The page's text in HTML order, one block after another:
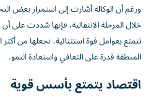
ورغم أن الوكالة أشارت إلى استمرار بعض
خلال المرحلة الانتقالية، فإنها شددت على أن
تتمتع بعوامل قوة استثنائية، تجعلها من
المنطقة قدرة على التعافي واستعادة النمو.
اقتصاد يتمتع بأسس قوية